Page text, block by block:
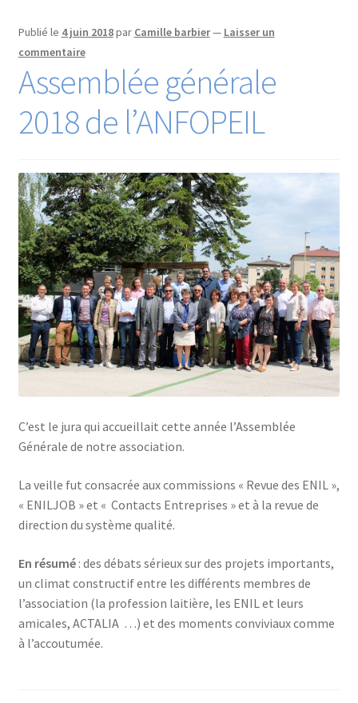
Publié le 4 juin 2018par Camille barbier— Laisser un
commentaire
Assemblée générale
2018 de l’ANFOPEIL
C’est le jura qui accueillait cette année l’Assemblée
Générale de notre association.
La veille fut consacrée aux commissions « Revue des ENIL »,
« ENILJOB » et « Contacts Entreprises » et à la revue de
direction du système qualité.
En résumé : des débats sérieux sur des projets importants,
un climat constructif entre les différents membres de
l’association (la profession laitière, les ENIL et leurs
amicales, ACTALIA …) et des moments conviviaux comme
à l’accoutumée.